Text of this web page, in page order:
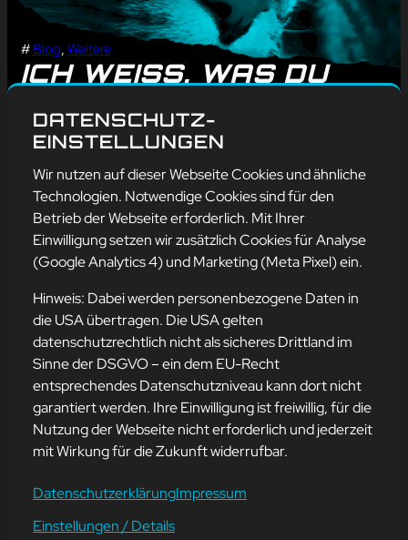
# Blog, Weitere
ICH WEISS, WAS DU L
ETAN HAST
mehr erfahren
Adresse
mission-webstyle oHG
Bürgermeister-Regitz-Straße 40
66539 Neunkirchen
E-Mail:kontakt@mission-webstyle.de
Navigation
Webseitenerstellung
Webseite mieten
Webseiten Betreuung
Über Uns
Kontakt
Leistungen
DATENSCHUTZ-
EINSTELLUNGEN
Wir nutzen auf dieser Webseite Cookies und ähnliche
Technologien. Notwendige Cookies sind für den
Betrieb der Webseite erforderlich. Mit Ihrer
Einwilligung setzen wir zusätzlich Cookies für Analyse
(Google Analytics 4) und Marketing (Meta Pixel) ein.
Hinweis: Dabei werden personenbezogene Daten in
die USA übertragen. Die USA gelten
datenschutzrechtlich nicht als sicheres Drittland im
Sinne der DSGVO – ein dem EU-Recht
entsprechendes Datenschutzniveau kann dort nicht
garantiert werden. Ihre Einwilligung ist freiwillig, für die
Nutzung der Webseite nicht erforderlich und jederzeit
mit Wirkung für die Zukunft widerrufbar.
DatenschutzerklärungImpressum
Einstellungen / Details